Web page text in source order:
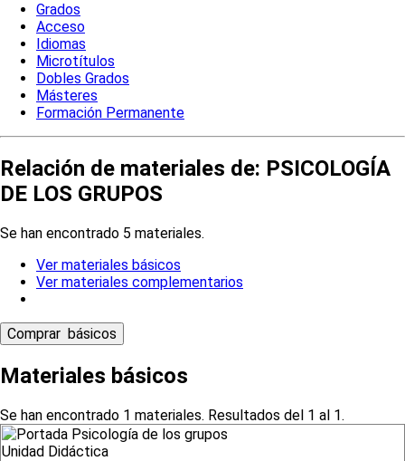
Grados
Acceso
Idiomas
Microtítulos
Dobles Grados
Másteres
Formación Permanente
Relación de materiales de: PSICOLOGÍA
DE LOS GRUPOS
Se han encontrado 5 materiales.
Ver materiales básicos
Ver materiales complementarios
Materiales básicos
Se han encontrado 1 materiales. Resultados del 1 al 1.
Unidad Didáctica